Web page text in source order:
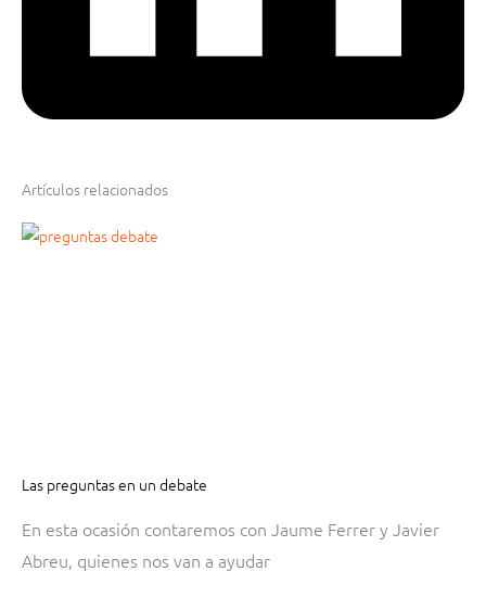
Artículos relacionados
Las preguntas en un debate
En esta ocasión contaremos con Jaume Ferrer y Javier
Abreu, quienes nos van a ayudar